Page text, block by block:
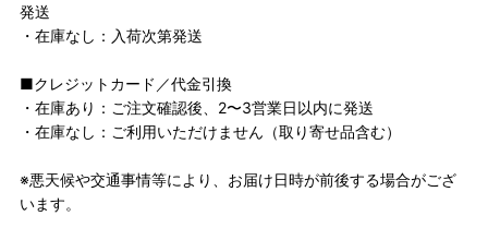
発送
・在庫なし：入荷次第発送
■クレジットカード／代金引換
・在庫あり：ご注文確認後、2〜3営業日以内に発送
・在庫なし：ご利用いただけません（取り寄せ品含む）
※悪天候や交通事情等により、お届け日時が前後する場合がござ
います。